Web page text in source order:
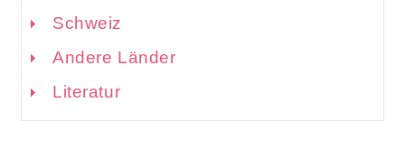
Schweiz
Andere Länder
Literatur